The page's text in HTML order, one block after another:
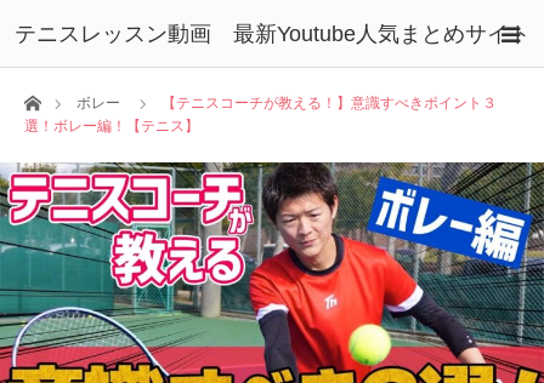
テニスレッスン動画 最新Youtube人気まとめサイト
ホームボレー
【テニスコーチが教える！】意識すべきポイント３
選！ボレー編！【テニス】